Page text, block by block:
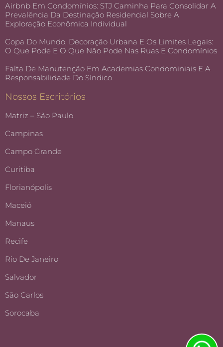
Airbnb Em Condomínios: STJ Caminha Para Consolidar A
Prevalência Da Destinação Residencial Sobre A
Exploração Econômica Individual
Copa Do Mundo, Decoração Urbana E Os Limites Legais:
O Que Pode E O Que Não Pode Nas Ruas E Condomínios
Falta De Manutenção Em Academias Condominiais E A
Responsabilidade Do Síndico
Nossos Escritórios
Matriz – São Paulo
Campinas
Campo Grande
Curitiba
Florianópolis
Maceió
Manaus
Recife
Rio De Janeiro
Salvador
São Carlos
Sorocaba